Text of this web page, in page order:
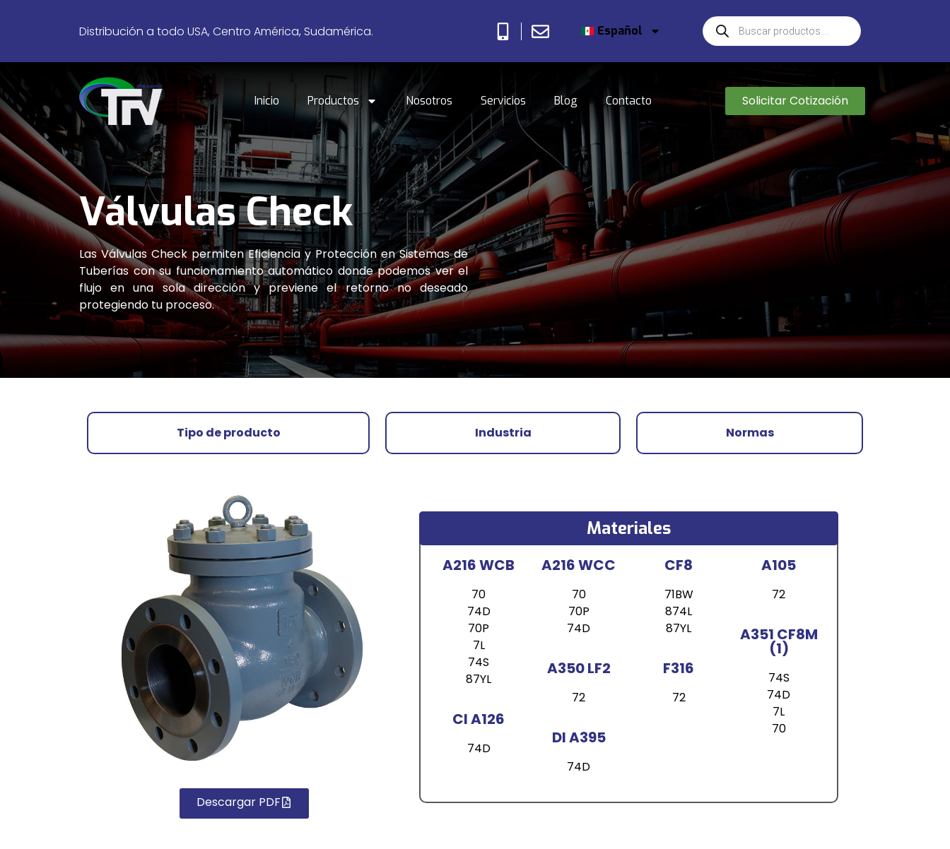
Distribución a todo USA, Centro América, Sudamérica. Español
Inicio Productos Nosotros Servicios Blog Contacto Solicitar Cotización
Válvulas Check
Las Válvulas Check permiten Eficiencia y Protección en Sistemas de
Tuberías con su funcionamiento automático donde podemos ver el
flujo en una sola dirección y previene el retorno no deseado
protegiendo tu proceso.
Tipo de producto Industria Normas
Descargar PDF
Materiales
A216 WCB
70
74D
70P
7L
74S
87YL
CI A126
74D
A216 WCC
70
70P
74D
A350 LF2
72
DI A395
74D
CF8
71BW
874L
87YL
F316
72
A105
72
A351 CF8M
(1)
74S
74D
7L
70